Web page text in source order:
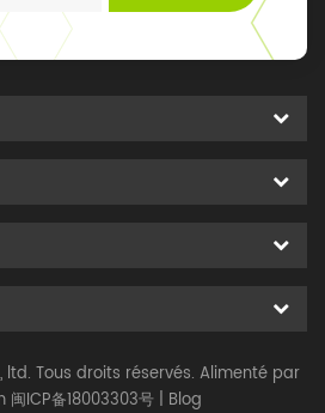
Tous droits réservés. Alimenté par
闽ICP备18003303号 | Blog